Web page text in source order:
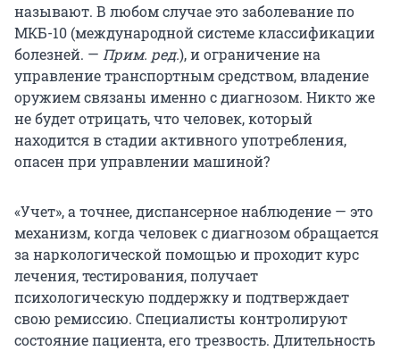
называют. В любом случае это заболевание по
МКБ-10 (международной системе классификации
болезней. — Прим. ред.), и ограничение на
управление транспортным средством, владение
оружием связаны именно с диагнозом. Никто же
не будет отрицать, что человек, который
находится в стадии активного употребления,
опасен при управлении машиной?
«Учет», а точнее, диспансерное наблюдение — это
механизм, когда человек с диагнозом обращается
за наркологической помощью и проходит курс
лечения, тестирования, получает
психологическую поддержку и подтверждает
свою ремиссию. Специалисты контролируют
состояние пациента, его трезвость. Длительность